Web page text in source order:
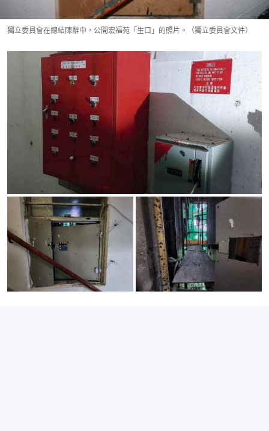
獨立委員會在總結陳辭中，公開宏福苑「生口」的照片。（獨立委員會文件）